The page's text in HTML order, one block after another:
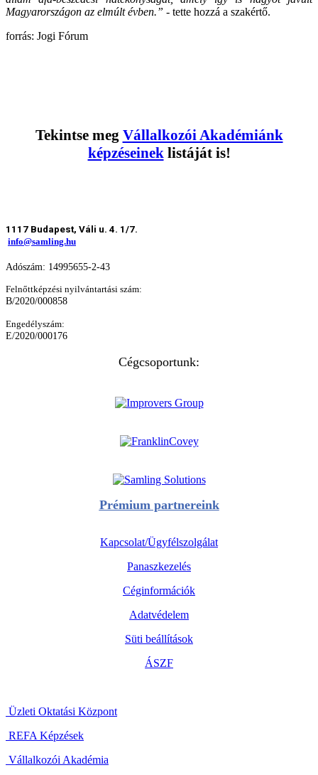
Magyarországon az elmúlt évben.” - tette hozzá a szakértő.
forrás: Jogi Fórum
Tekintse meg Vállalkozói Akadémiánk
képzéseineklistáját is!
1117 Budapest, Váli u. 4. 1/7.
info@samling.hu
Adószám: 14995655-2-43
Felnőttképzési nyilvántartási szám:
B/2020/000858
Engedélyszám:
E/2020/000176
Cégcsoportunk:
Prémium partnereink
Kapcsolat/Ügyfélszolgálat
Panaszkezelés
Céginformációk
Adatvédelem
Süti beállítások
ÁSZF
Üzleti Oktatási Központ
REFA Képzések
Vállalkozói Akadémia